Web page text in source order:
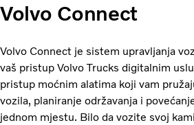
Volvo Connect
Volvo Connect je sistem upravljanja
vaš pristup Volvo Trucks digitalnim
pristup moćnim alatima koji vam
vozila, planiranje održavanja i
jednom mjestu. Bilo da vozite svoj